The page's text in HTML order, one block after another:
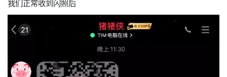
我们正常收到闪照后